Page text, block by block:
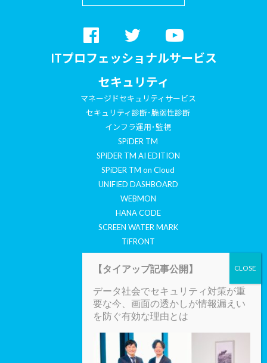
ITプロフェッショナルサービス
セキュリティ
マネージドセキュリティサービス
セキュリティ診断･脆弱性診断
インフラ運用･監視
SPiDER TM
SPiDER TM AI EDITION
SPiDER TM on Cloud
UNIFIED DASHBOARD
WEBMON
HANA CODE
SCREEN WATER MARK
TiFRONT
COYOTE
セキュリティ情報
CYBERTHREATS TODAY
SECURITY REPORT
SECURITY MAIL MAGAZINE
会社案内
会社概要
【タイアップ記事公開】
データ社会でセキュリティ対策が重
要な今、画面の透かしが情報漏えい
を防ぐ有効な理由とは